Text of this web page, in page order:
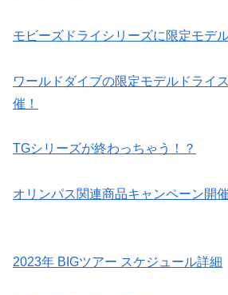
モビーズドライシリーズに限定モデ
ワールドダイブの限定モデルドライ
催！
TGシリーズが終わっちゃう！？
オリンパス関連商品キャンペーン開催
2023年 BIGツアー スケジュール詳細